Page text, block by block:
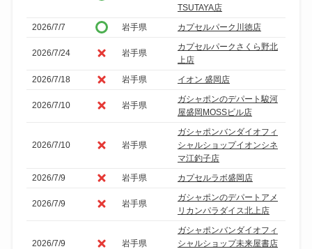
TSUTAYA店
2026/7/7
岩手県 カプセルパーク川徳店
2026/7/24 岩手県
カプセルパークさくら野北
上店
2026/7/18
岩手県 イオン 盛岡店
2026/7/10 岩手県
ガシャポンのデパート駿河
屋盛岡MOSSビル店
2026/7/10 岩手県
ガシャポンバンダイオフィ
シャルショップイオンシネ
マ江釣子店
2026/7/9
岩手県 カプセルラボ盛岡店
2026/7/9 岩手県
ガシャポンのデパートアメ
リカンパラダイス北上店
2026/7/9 岩手県
ガシャポンバンダイオフィ
シャルショップ未来屋書店